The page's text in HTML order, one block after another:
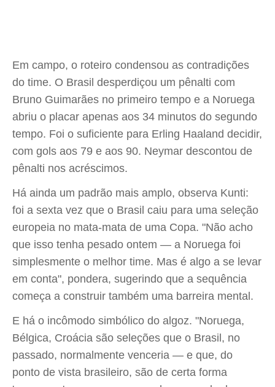
Em campo, o roteiro condensou as contradições
do time. O Brasil desperdiçou um pênalti com
Bruno Guimarães no primeiro tempo e a Noruega
abriu o placar apenas aos 34 minutos do segundo
tempo. Foi o suficiente para Erling Haaland decidir,
com gols aos 79 e aos 90. Neymar descontou de
pênalti nos acréscimos.
Há ainda um padrão mais amplo, observa Kunti:
foi a sexta vez que o Brasil caiu para uma seleção
europeia no mata-mata de uma Copa. "Não acho
que isso tenha pesado ontem — a Noruega foi
simplesmente o melhor time. Mas é algo a se levar
em conta", pondera, sugerindo que a sequência
começa a construir também uma barreira mental.
E há o incômodo simbólico do algoz. "Noruega,
Bélgica, Croácia são seleções que o Brasil, no
passado, normalmente venceria — e que, do
ponto de vista brasileiro, são de certa forma